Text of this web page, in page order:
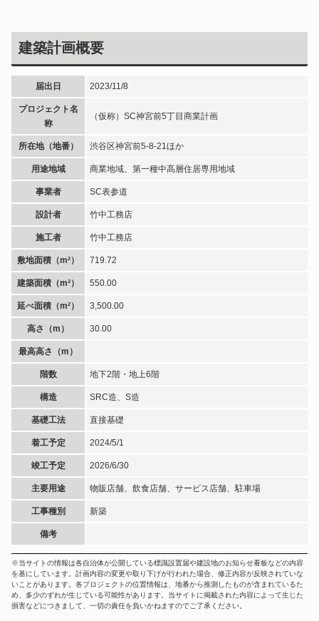
建築計画概要
届出日 2023/11/8
プロジェクト名
称
（仮称）SC神宮前5丁目商業計画
所在地（地番） 渋谷区神宮前5-8-21ほか
用途地域 商業地域、第一種中高層住居専用地域
事業者 SC表参道
設計者 竹中工務店
施工者 竹中工務店
敷地面積（m²） 719.72
建築面積（m²） 550.00
延べ面積（m²） 3,500.00
高さ（m） 30.00
最高高さ（m）
階数 地下2階・地上6階
構造 SRC造、S造
基礎工法 直接基礎
着工予定 2024/5/1
竣工予定 2026/6/30
主要用途 物販店舗、飲食店舗、サービス店舗、駐車場
工事種別 新築
備考
※当サイトの情報は各自治体が公開している標識設置届や建設地のお知らせ看板などの内容
を基にしています。計画内容の変更や取り下げが行われた場合、修正内容が反映されていな
いことがあります。各プロジェクトの位置情報は、地番から推測したものが含まれているた
め、多少のずれが生じている可能性があります。当サイトに掲載された内容によって生じた
損害などにつきまして、一切の責任を負いかねますのでご了承ください。